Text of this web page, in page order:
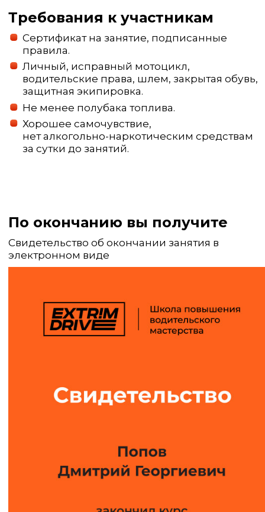
Требования к участникам
Сертификат на занятие, подписанные
правила.
Личный, исправный мотоцикл,
водительские права, шлем, закрытая обувь,
защитная экипировка.
Не менее полубака топлива.
Хорошее самочувствие,
нет алкогольно-наркотическим средствам
за сутки до занятий.
По окончанию вы получите
Свидетельство об окончании занятия в
электронном виде